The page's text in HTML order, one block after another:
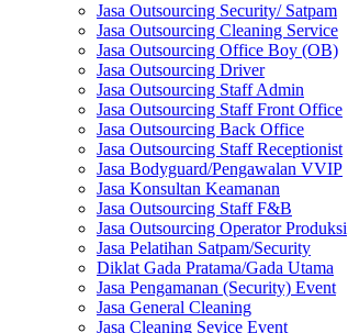
Jasa Outsourcing Security/ Satpam
Jasa Outsourcing Cleaning Service
Jasa Outsourcing Office Boy (OB)
Jasa Outsourcing Driver
Jasa Outsourcing Staff Admin
Jasa Outsourcing Staff Front Office
Jasa Outsourcing Back Office
Jasa Outsourcing Staff Receptionist
Jasa Bodyguard/Pengawalan VVIP
Jasa Konsultan Keamanan
Jasa Outsourcing Staff F&B
Jasa Outsourcing Operator Produksi
Jasa Pelatihan Satpam/Security
Diklat Gada Pratama/Gada Utama
Jasa Pengamanan (Security) Event
Jasa General Cleaning
Jasa Cleaning Sevice Event